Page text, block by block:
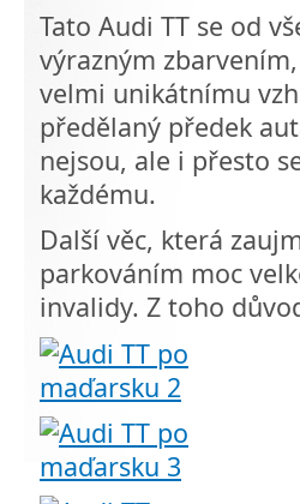
Tato Audi TT se od
výrazným
velmi unikátnímu
předělaný předek
nejsou, ale i přesto
každému.
Další věc, která
parkováním moc
invalidy. Z toho